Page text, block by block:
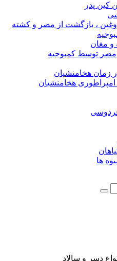
کین پدر
، بازگشت از مصر و کشته
و مغان
توسط کمبوجیه
زمان هخامنشیان
هخامنشیان
ها
جستجو
دسر و سالاد